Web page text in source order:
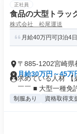
正社員
食品の大型トラッ
株式会社 松尾運送
月給40万円可|3泊4
〒885-1202宮崎県
月給30万円～45万
求めている人材 【
￣￣ ■ 大型一種免
制服あり 資格取得支